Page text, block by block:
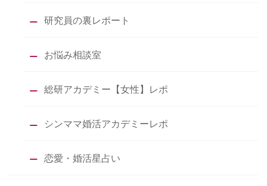
研究員の裏レポート
お悩み相談室
総研アカデミー【女性】レポ
シンママ婚活アカデミーレポ
恋愛・婚活星占い